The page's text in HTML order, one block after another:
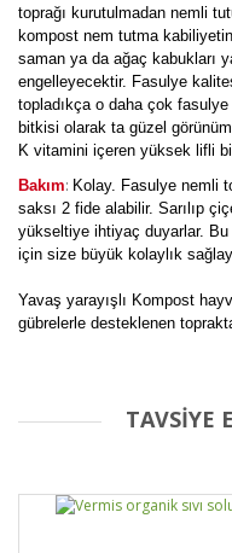
toprağı kurutulmadan nemli
kompost nem tutma
saman ya da ağaç kabukları
engelleyecektir. Fasulye
topladıkça o daha çok
bitkisi olarak ta güzel
K vitamini içeren yüksek lifli
Bakım: Kolay. Fasulye nemli
saksı 2 fide alabilir. Sarılıp
yükseltiye ihtiyaç duyarlar.
için size büyük kolaylık
Yavaş yarayışlı Kompost
gübrelerle desteklenen
Bu ürüne
TAVSİYE